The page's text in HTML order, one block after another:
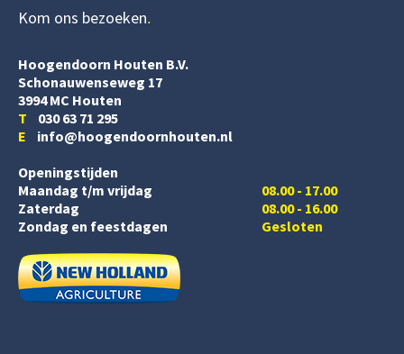
Kom ons bezoeken
Hoogendoorn Houten B.V.
Schonauwenseweg 17
3994 MC Houten
T 030 63 71 295
E info@hoogendoornhouten.nl
Openingstijden
Maandag t/m vrijdag
Zaterdag
08.00 - 17.00
08.00 - 16.00
Zondag en feestdagen
Gesloten